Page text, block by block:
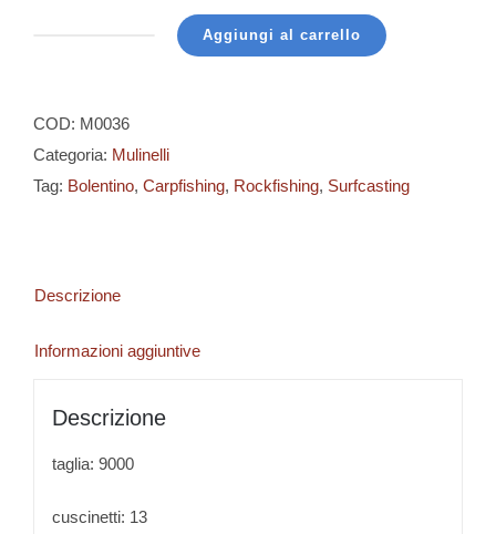
Aggiungi al carrello
COD: M0036
Categoria: Mulinelli
Tag: Bolentino, Carpfishing, Rockfishing, Surfcasting
Descrizione
Informazioni aggiuntive
Descrizione
taglia: 9000
cuscinetti: 13